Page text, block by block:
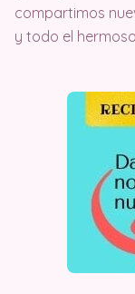
compartimos
y todo el